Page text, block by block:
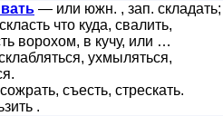
— или южн. , зап. складать;
что куда, свалить,
ворохом, в кучу, или …
ухмыляться,
съесть, стрескать.
.